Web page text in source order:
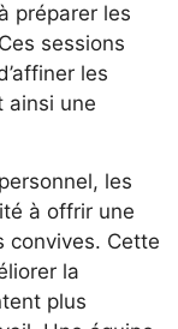
préparer les
sessions
les
ainsi une
les
à offrir une
convives. Cette
la
plus